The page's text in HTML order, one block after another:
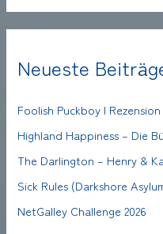
Neueste
Foolish Puckboy | Rezension
Highland Happiness – Die
The Darlington – Henry &
Sick Rules (Darkshore
NetGalley Challenge 2026